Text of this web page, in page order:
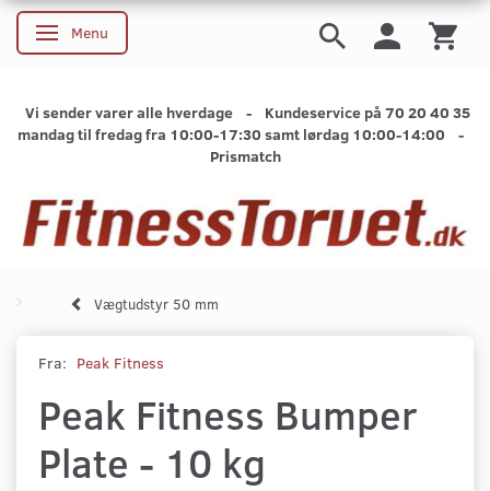
Skifte navigation
Menu
Vi sender varer alle hverdage - Kundeservice på 70 20 40 35
mandag til fredag fra 10:00-17:30 samt lørdag 10:00-14:00 -
Prismatch
Vægtudstyr 50 mm
Fra: Peak Fitness
Peak Fitness Bumper
Plate - 10 kg